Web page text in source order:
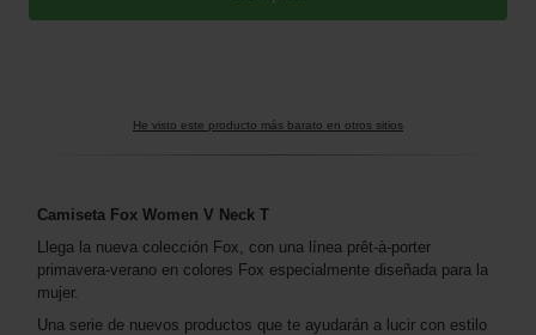
He visto este producto más barato en otros sitios
Camiseta Fox Women V Neck T
Llega la nueva colección Fox, con una línea prêt-à-porter
primavera-verano en colores Fox especialmente diseñada para la
mujer.
Una serie de nuevos productos que te ayudarán a lucir con estilo